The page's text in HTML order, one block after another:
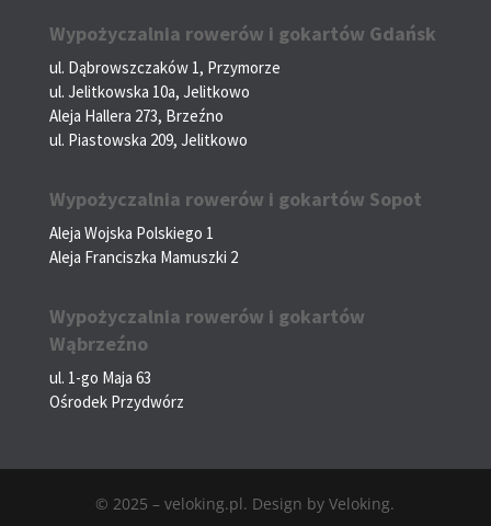
Wypożyczalnia rowerów i gokartów Gdańsk
ul. Dąbrowszczaków 1, Przymorze
ul. Jelitkowska 10a, Jelitkowo
Aleja Hallera 273, Brzeźno
ul. Piastowska 209, Jelitkowo
Wypożyczalnia rowerów i gokartów Sopot
Aleja Wojska Polskiego 1
Aleja Franciszka Mamuszki 2
Wypożyczalnia rowerów i gokartów
Wąbrzeźno
ul. 1-go Maja 63
Ośrodek Przydwórz
© 2025 – veloking.pl. Design by Veloking.